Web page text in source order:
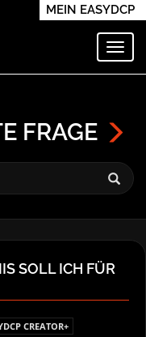
MEIN EASYDCP
FRAGE
SOLL ICH FÜR
CREATOR+